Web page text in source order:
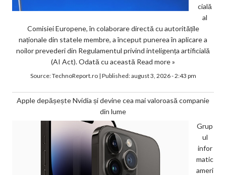
cială
al
Comisiei Europene, în colaborare directă cu autoritățile
naționale din statele membre, a început punerea în aplicare a
noilor prevederi din Regulamentul privind inteligența artificială
(AI Act). Odată cu această Read more »
Source:TechnoReport.ro| Published:august 3, 2026 - 2:43 pm
Apple depășește Nvidia și devine cea mai valoroasă companie
din lume
Grup
ul
infor
matic
ameri